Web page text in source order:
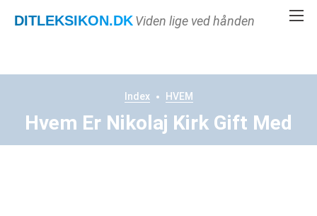
DITLEKSIKON.DKViden lige ved hånden
Index HVEM
Hvem Er Nikolaj Kirk Gift Med